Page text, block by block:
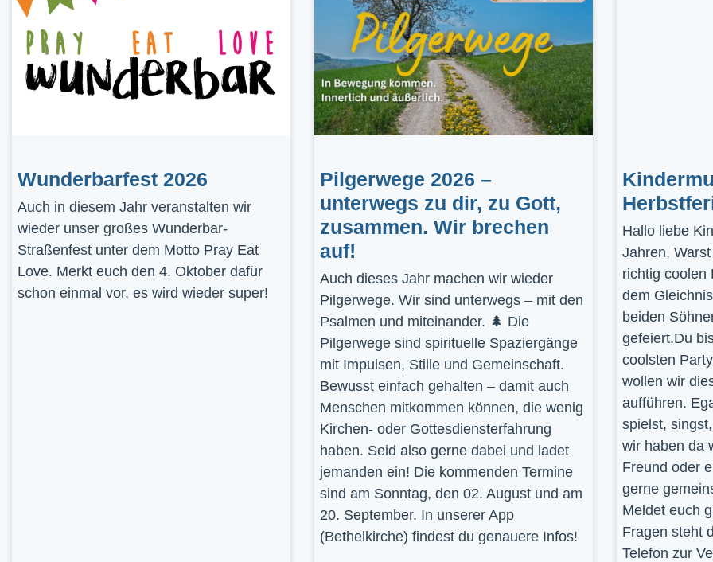
Wunderbarfest 2026
Auch in diesem Jahr veranstalten wir
wieder unser großes Wunderbar-
Straßenfest unter dem Motto Pray Eat
Love. Merkt euch den 4. Oktober dafür
schon einmal vor, es wird wieder super!
Pilgerwege 2026 –
unterwegs zu dir, zu Gott,
zusammen. Wir brechen
auf!
Auch dieses Jahr machen wir wieder
Pilgerwege. Wir sind unterwegs – mit den
Psalmen und miteinander. 🌲 Die
Pilgerwege sind spirituelle Spaziergänge
mit Impulsen, Stille und Gemeinschaft.
Bewusst einfach gehalten – damit auch
Menschen mitkommen können, die wenig
Kirchen- oder Gottesdiensterfahrung
haben. Seid also gerne dabei und ladet
jemanden ein! Die kommenden Termine
sind am Sonntag, den 02. August und am
20. September. In unserer App
(Bethelkirche) findest du genauere Infos!
Hallo liebe
Jahren,
richtig coolen
dem
beiden
gefeiert.Du
coolsten
wollen wir
aufführen.
spielst,
wir haben da
Freund oder
gerne
Meldet euch
Fragen steht
Telefon zur